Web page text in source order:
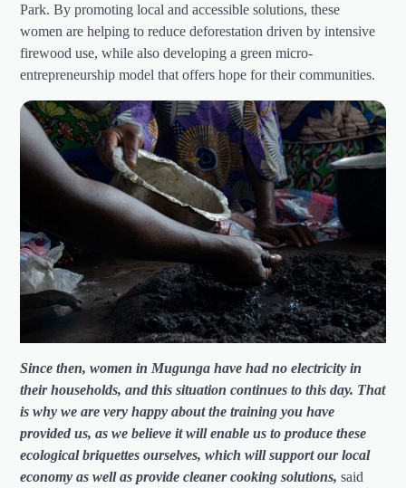
Park. By promoting local and accessible solutions, these
women are helping to reduce deforestation driven by intensive
firewood use, while also developing a green micro-
entrepreneurship model that offers hope for their communities.
Since then, women in Mugunga have had no electricity in
their households, and this situation continues to this day. That
is why we are very happy about the training you have
provided us, as we believe it will enable us to produce these
ecological briquettes ourselves, which will support our local
economy as well as provide cleaner cooking solutions, said